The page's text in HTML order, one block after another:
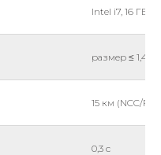
Intel i7, 16 ГБ
размер ≤ 1,4 м²
15 км (NCC/
0,3 с